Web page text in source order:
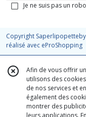
Je ne suis pas un
Copyright
réalisé avec eProShopping
Afin de vous offrir
utilisons des
de nos services et
également des
montrer des
leurs applications.